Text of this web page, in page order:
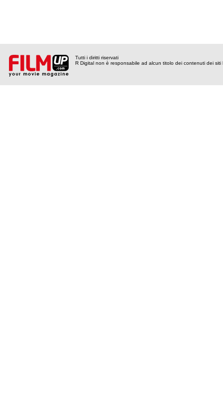
Tutti i diritti riservati
R Digital non è responsabile ad alcun titolo dei contenuti dei siti